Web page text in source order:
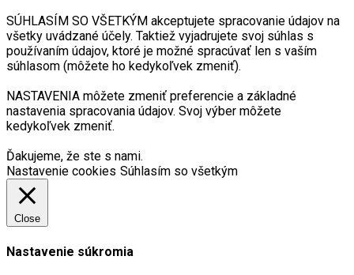
SÚHLASÍM SO VŠETKÝM akceptujete spracovanie údajov na
všetky uvádzané účely. Taktiež vyjadrujete svoj súhlas s
používaním údajov, ktoré je možné spracúvať len s vaším
súhlasom (môžete ho kedykoľvek zmeniť).
NASTAVENIA môžete zmeniť preferencie a základné
nastavenia spracovania údajov. Svoj výber môžete
kedykoľvek zmeniť.
Ďakujeme, že ste s nami.
Nastavenie cookies Súhlasím so všetkým
Close
Nastavenie súkromia